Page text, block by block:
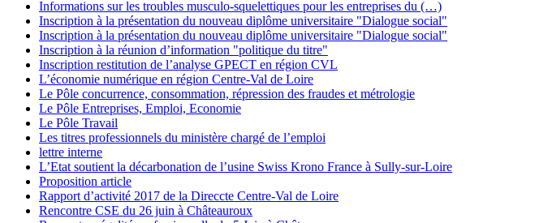
Informations sur les troubles musculo-squelettiques pour les entreprises du (…)
Inscription à la présentation du nouveau diplôme universitaire "Dialogue social"
Inscription à la présentation du nouveau diplôme universitaire "Dialogue social"
Inscription à la réunion d’information "politique du titre"
Inscription restitution de l’analyse GPECT en région CVL
L’économie numérique en région Centre-Val de Loire
Le Pôle concurrence, consommation, répression des fraudes et métrologie
Le Pôle Entreprises, Emploi, Economie
Le Pôle Travail
Les titres professionnels du ministère chargé de l’emploi
lettre interne
L’Etat soutient la décarbonation de l’usine Swiss Krono France à Sully-sur-Loire
Proposition article
Rapport d’activité 2017 de la Direccte Centre-Val de Loire
Rencontre CSE du 26 juin à Châteauroux